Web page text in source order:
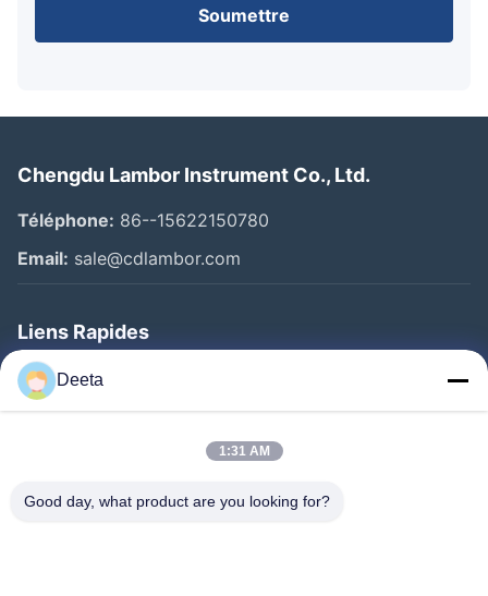
Soumettre
Chengdu Lambor Instrument Co., Ltd.
Téléphone: 86--15622150780
Email: sale@cdlambor.com
Liens Rapides
Aperçu
Produits
Visite D'usine
Deeta
1:31 AM
Good day, what product are you looking for?